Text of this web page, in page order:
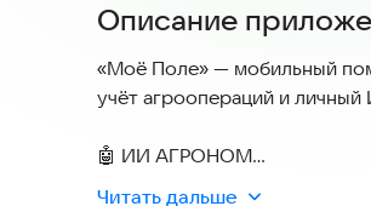
Описание
«Моё Поле» — мобильный
учёт агроопераций и
🤖 ИИ АГРОНОМ
Личный агроном в кармане:
Читать дальше